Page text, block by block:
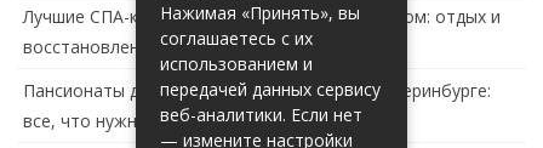
Лучшие СПА-комплексы в Тольятти с бассейном: отдых и
восстановление за городом
Пансионаты для пожилых с деменцией в Екатеринбурге:
все, что нужно знать
Нажимая «Принять», вы
соглашаетесь с их
использованием и
передачей данных сервису
веб-аналитики. Если нет
— измените настройки